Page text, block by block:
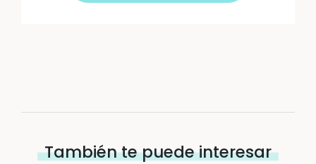
También te puede interesar